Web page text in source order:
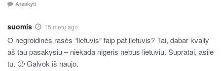
Atsakyti
suomis 15 metų ago
O negroidinės rasės “lietuvis” taip pat lietuvis? Tai, dabar kvaily
aš tau pasakysiu – niekada nigeris nebus lietuviu. Supratai, asile
tu. 🙁 Galvok iš naujo.